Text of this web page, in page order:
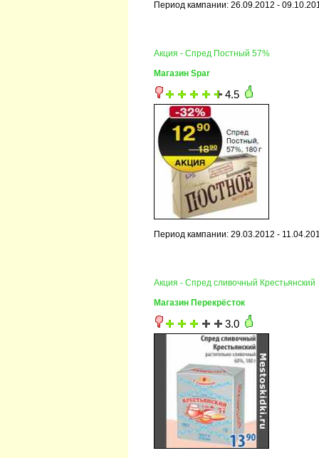
Период кампании: 26.09.2012 -
Акция - Спред Постный 57%
Магазин Spar
4.5
Период кампании: 29.03.2012 -
Акция - Спред сливочный Крестьянский
Магазин Перекрёсток
3.0